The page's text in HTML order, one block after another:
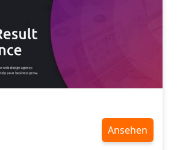
Ansehen